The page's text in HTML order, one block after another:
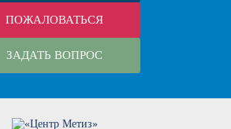
ПОЖАЛОВАТЬСЯ
ЗАДАТЬ ВОПРОС